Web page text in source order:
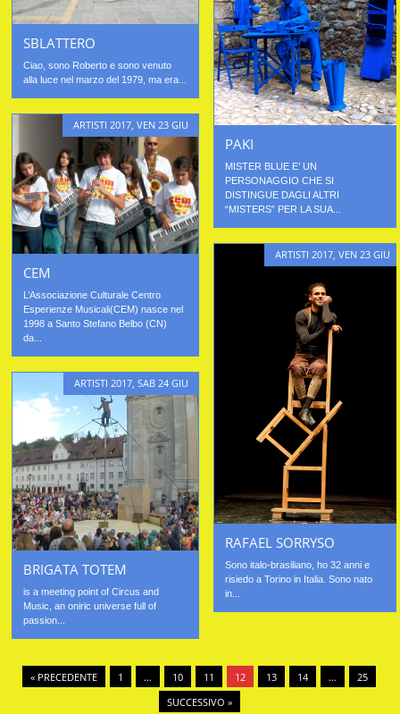
SBLATTERO
Ciao, sono Roberto e sono venuto
alla luce nel marzo del 1979, ma era...
PAKI
MISTER BLUE E’ UN
PERSONAGGIO CHE SI
DISTINGUE DAGLI ALTRI
“MISTERS” PER LA SUA...
ARTISTI 2017,VEN 23 GIU
CEM
L’Associazione Culturale Centro
Esperienze Musicali(CEM) nasce nel
1998 a Santo Stefano Belbo (CN)
da...
ARTISTI 2017,VEN 23 GIU
RAFAEL SORRYSO
Sono italo-brasiliano, ho 32 anni e
risiedo a Torino in Italia. Sono nato
in...
ARTISTI 2017,SAB 24 GIU
BRIGATA TOTEM
is a meeting point of Circus and
Music, an oniric universe full of
passion...
« PRECEDENTE 1 … 10 11 12 13 14 …
25
SUCCESSIVO »